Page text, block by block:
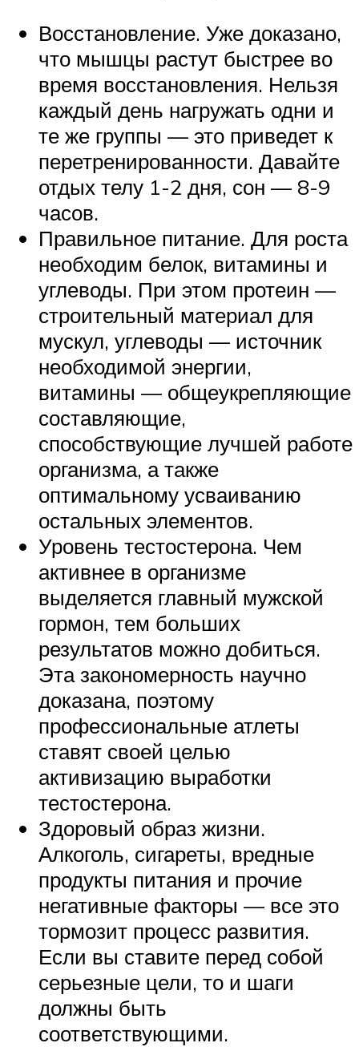
Восстановление. Уже доказано,
что мышцы растут быстрее во
время восстановления. Нельзя
каждый день нагружать одни и
те же группы — это приведет к
перетренированности. Давайте
отдых телу 1-2 дня, сон — 8-9
часов.
Правильное питание. Для роста
необходим белок, витамины и
углеводы. При этом протеин —
строительный материал для
мускул, углеводы — источник
необходимой энергии,
витамины — общеукрепляющие
составляющие,
способствующие лучшей работе
организма, а также
оптимальному усваиванию
остальных элементов.
Уровень тестостерона. Чем
активнее в организме
выделяется главный мужской
гормон, тем больших
результатов можно добиться.
Эта закономерность научно
доказана, поэтому
профессиональные атлеты
ставят своей целью
активизацию выработки
тестостерона.
Здоровый образ жизни.
Алкоголь, сигареты, вредные
продукты питания и прочие
негативные факторы — все это
тормозит процесс развития.
Если вы ставите перед собой
серьезные цели, то и шаги
должны быть
соответствующими.